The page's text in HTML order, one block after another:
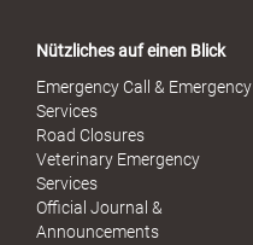
Nützliches auf einen Blick
Emergency Call & Emergency
Services
Road Closures
Veterinary Emergency
Services
Official Journal &
Announcements